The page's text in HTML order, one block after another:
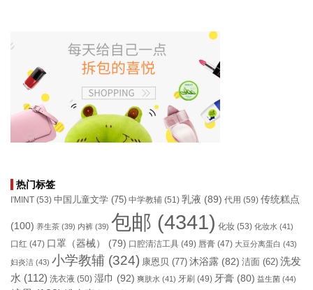
热门标签
I'MINT (53) 中国儿童文学 (75) 中学教辅 (51) 乳液 (89) 代用 (59) 传统糕点
(100) 养生茶 (39) 内裤 (39) 包邮 (4341) 化妆 (53) 化妆水 (41)
口红 (47) 口罩（器械） (79) 口腔清洁工具 (49) 唇膏 (47) 大豆分离蛋白 (43)
妇炎洁 (43) 小学教辅 (324) 康恩贝 (77) 沐浴露 (82) 洁面 (62) 洗发
水 (112) 洗衣液 (50) 湿巾 (92) 爽肤水 (41) 牙刷 (49) 牙膏 (80) 益生菌 (44)